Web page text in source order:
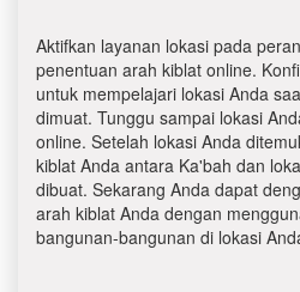
Aktifkan layanan lokasi pada
penentuan arah kiblat online.
untuk mempelajari lokasi Anda
dimuat. Tunggu sampai lokasi
online. Setelah lokasi Anda
kiblat Anda antara Ka'bah dan
dibuat. Sekarang Anda dapat
arah kiblat Anda dengan
bangunan-bangunan di lokasi